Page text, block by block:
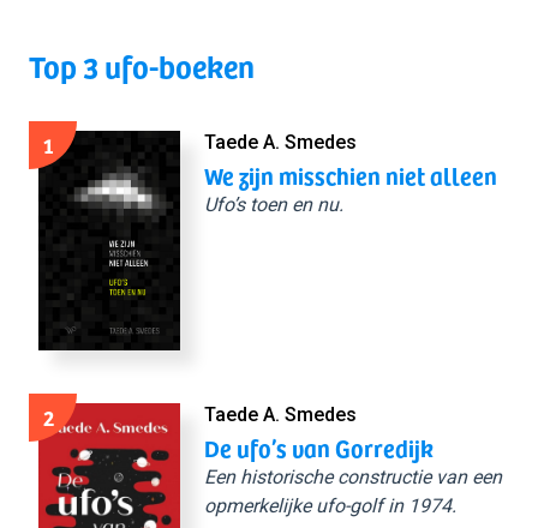
Top 3 ufo-boeken
1 Taede A. Smedes
We zijn misschien niet alleen
Ufo’s toen en nu.
2 Taede A. Smedes
De ufo’s van Gorredijk
Een historische constructie van een
opmerkelijke ufo-golf in 1974.